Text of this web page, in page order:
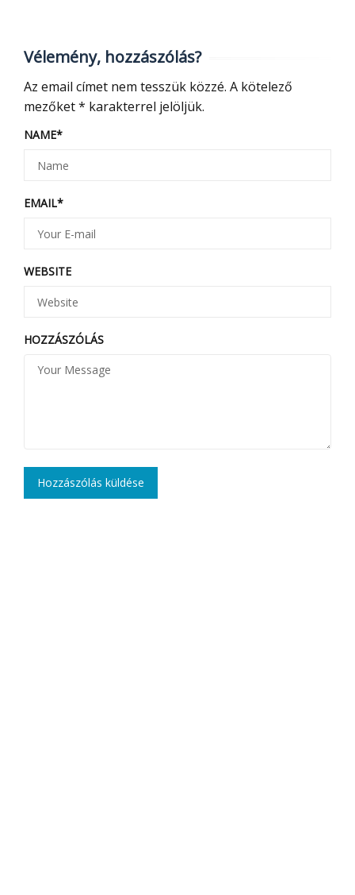
Vélemény, hozzászólás?
Az email címet nem tesszük közzé. A kötelező
mezőket* karakterrel jelöljük.
NAME*
EMAIL*
WEBSITE
HOZZÁSZÓLÁS